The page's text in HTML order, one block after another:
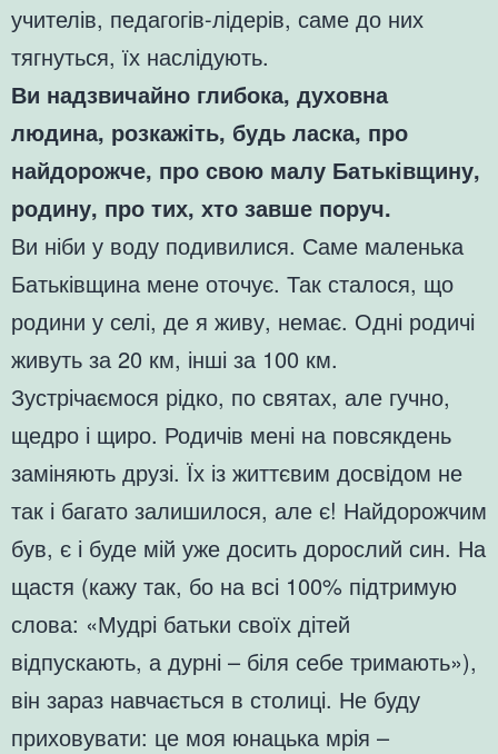
учителів, педагогів-лідерів, саме до них
тягнуться, їх наслідують.
Ви надзвичайно глибока, духовна
людина, розкажіть, будь ласка, про
найдорожче, про свою малу Батьківщину,
родину, про тих, хто завше поруч.
Ви ніби у воду подивилися. Саме маленька
Батьківщина мене оточує. Так сталося, що
родини у селі, де я живу, немає. Одні родичі
живуть за 20 км, інші за 100 км.
Зустрічаємося рідко, по святах, але гучно,
щедро і щиро. Родичів мені на повсякдень
заміняють друзі. Їх із життєвим досвідом не
так і багато залишилося, але є! Найдорожчим
був, є і буде мій уже досить дорослий син. На
щастя (кажу так, бо на всі 100% підтримую
слова: «Мудрі батьки своїх дітей
відпускають, а дурні – біля себе тримають»),
він зараз навчається в столиці. Не буду
приховувати: це моя юнацька мрія –